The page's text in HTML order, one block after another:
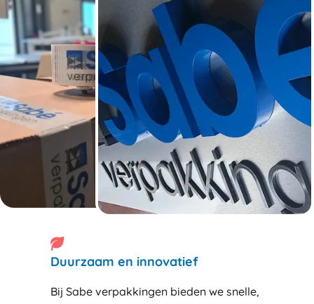
Duurzaam en innovatief
Bij Sabe verpakkingen bieden we snelle,